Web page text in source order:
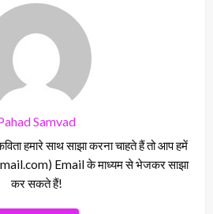
Samvad
हमारे साथ साझा करना चाहते हैं तो आप हमें
Email के माध्यम से भेजकर साझा
कर सकते हैं!